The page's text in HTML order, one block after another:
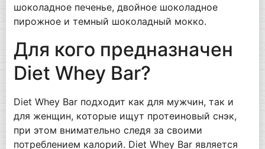
шоколадное печенье, двойное шоколадное
пирожное и темный шоколадный мокко.
Для кого предназначен
Diet Whey Bar?
Diet Whey Bar подходит как для мужчин, так и
для женщин, которые ищут протеиновый снэк,
при этом внимательно следя за своими
потреблением калорий. Diet Whey Bar является